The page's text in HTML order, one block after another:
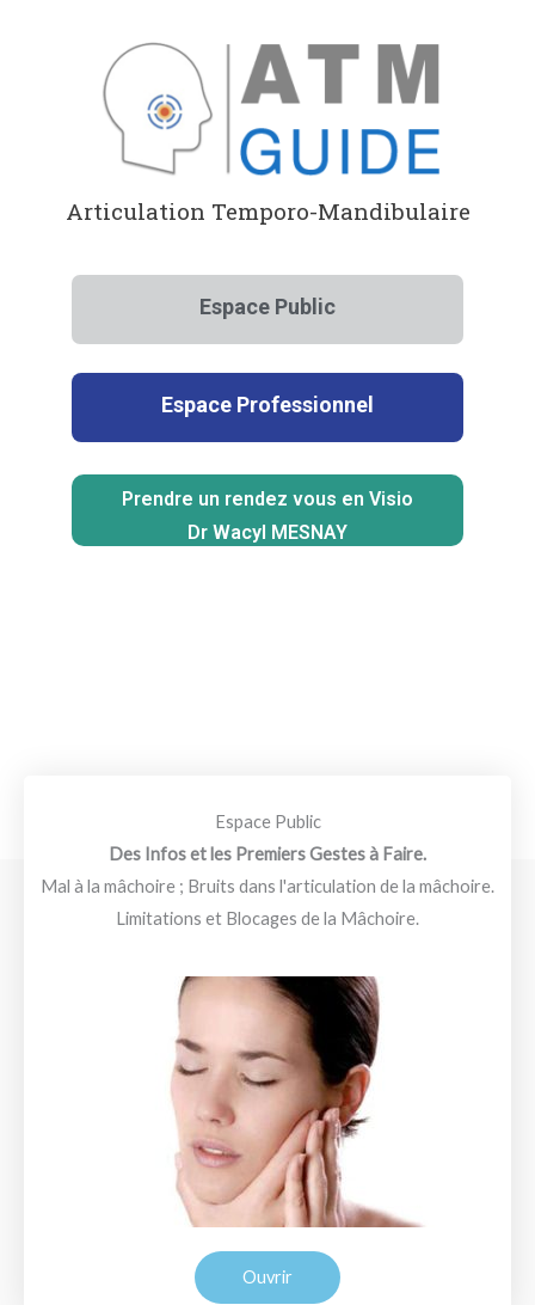
Articulation Temporo-Mandibulaire
Espace Public
Espace Professionnel
Prendre un rendez vous en Visio
Dr Wacyl MESNAY
Espace Public
Des Infos et les Premiers Gestes à Faire.
Mal à la mâchoire ; Bruits dans l'articulation de la mâchoire.
Limitations et Blocages de la Mâchoire.
Ouvrir